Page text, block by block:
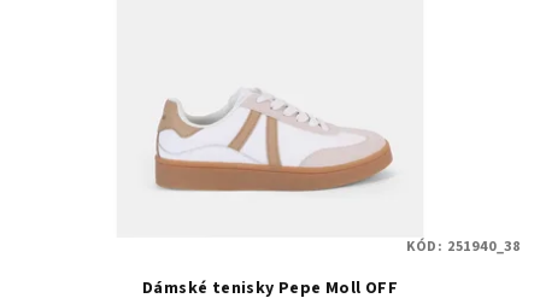
Dámské tenisky Pepe Moll OFF
KÓD: 251940_38